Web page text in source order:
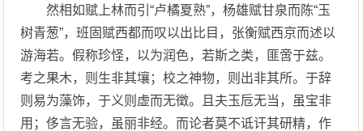
然相如赋上林而引“卢橘夏熟”，杨雄赋甘泉而陈“玉
树青葱”，班固赋西都而叹以出比目，张衡赋西京而述以
游海若。假称珍怪，以为润色，若斯之类，匪啻于兹。
考之果木，则生非其壤；校之神物，则出非其所。于辞
则易为藻饰，于义则虚而无徵。且夫玉卮无当，虽宝非
用；侈言无验，虽丽非经。而论者莫不诋讦其研精，作